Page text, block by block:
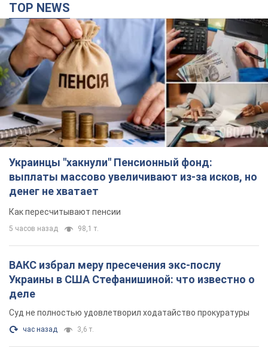
TOP NEWS
Украинцы "хакнули" Пенсионный фонд:
выплаты массово увеличивают из-за исков, но
денег не хватает
Как пересчитывают пенсии
5 часов назад 98,1 т.
ВАКС избрал меру пресечения экс-послу
Украины в США Стефанишиной: что известно о
деле
Суд не полностью удовлетворил ходатайство прокуратуры
час назад 3,6 т.